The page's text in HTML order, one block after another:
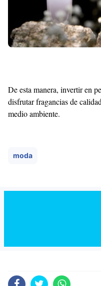
De esta manera, invertir en
disfrutar fragancias de
medio ambiente.
moda